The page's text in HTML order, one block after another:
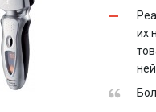
их